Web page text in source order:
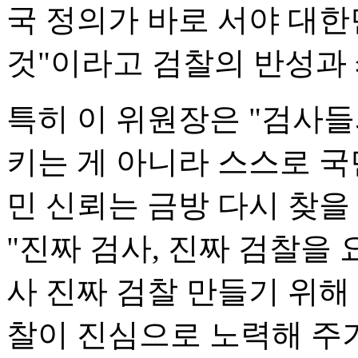
국 정의가 바로 서야 대
것"이라고 검찰의 반성
특히 이 위원장은 "검사
키는 게 아니라 스스로
민 신뢰는 금방 다시 찾
"진짜 검사, 진짜 검찰을
사 진짜 검찰 만들기 위
찰이 진심으로 노력해